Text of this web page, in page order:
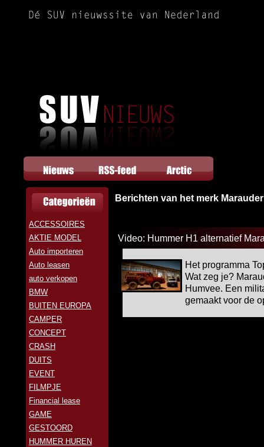
ACCESSOIRES
AKTIE MODEL
Auto importeren
Auto leasen
auto verkopen
BMW
BUITEN EUROPA
CAMPER
CONCEPT
CRASH
DUITS
EVENT
FILMPJE
Financial lease
GAME
GESTOORD
HUMMER HUREN
Berichten van het merk Marauder
Video: Hummer H1 alternatief
Het programma
Wat zeg je?
Humvee. Een
gemaakt voor de